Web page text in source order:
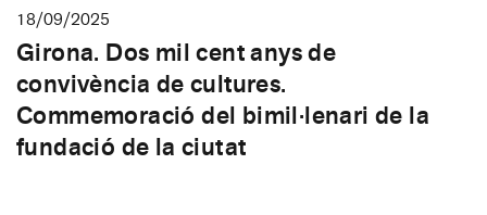
18/09/2025
Girona. Dos mil cent anys de
convivència de cultures.
Commemoració del bimil·lenari de la
fundació de la ciutat